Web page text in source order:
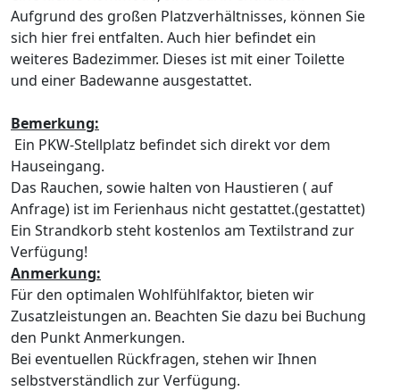
Aufgrund des großen Platzverhältnisses, können Sie
sich hier frei entfalten. Auch hier befindet ein
weiteres Badezimmer. Dieses ist mit einer Toilette
und einer Badewanne ausgestattet.
Bemerkung:
Ein PKW-Stellplatz befindet sich direkt vor dem
Hauseingang.
Das Rauchen, sowie halten von Haustieren ( auf
Anfrage) ist im Ferienhaus nicht gestattet.(gestattet)
Ein Strandkorb steht kostenlos am Textilstrand zur
Verfügung!
Anmerkung:
Für den optimalen Wohlfühlfaktor, bieten wir
Zusatzleistungen an. Beachten Sie dazu bei Buchung
den Punkt Anmerkungen.
Bei eventuellen Rückfragen, stehen wir Ihnen
selbstverständlich zur Verfügung.